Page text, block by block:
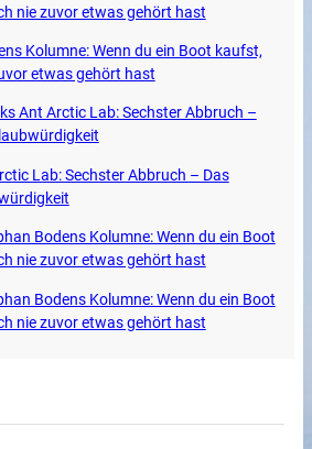
nie zuvor etwas gehört hast
Kolumne: Wenn du ein Boot kaufst,
etwas gehört hast
Ant Arctic Lab: Sechster Abbruch –
Lab: Sechster Abbruch – Das
Bodens Kolumne: Wenn du ein Boot
nie zuvor etwas gehört hast
Bodens Kolumne: Wenn du ein Boot
nie zuvor etwas gehört hast